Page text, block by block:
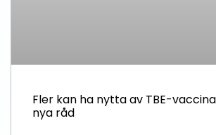
Fler kan ha nytta av TBE-
nya råd